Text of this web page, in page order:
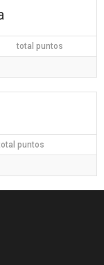
total puntos
puntos